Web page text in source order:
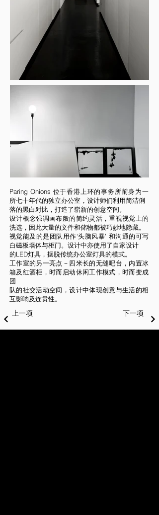
Paring Onions 位于香港上环的事务所前身为一
所七十年代的独立办公室，设计师们利用简洁俐
落的黑白对比，打造了崭新的创意空间。
设计概念强调画布般的简约灵活，重视视觉上的
洗选，因此大量的文件和储物都被巧妙地隐藏。
视觉能及的是团队用作‘头脑风暴’ 和沟通的可写
白磁板墙体与柜门。设计中亦使用了自家设计
的LED灯具，摆脱传统办公室灯具的模式。
工作室的另一亮点－四米长的无缝吧台，内置冰
箱及红酒柜，时而启动休闲工作模式，时而变成
团
队的社交活动空间，设计中体现创意与生活的相
互影响及连贯性。
上一项 下一项